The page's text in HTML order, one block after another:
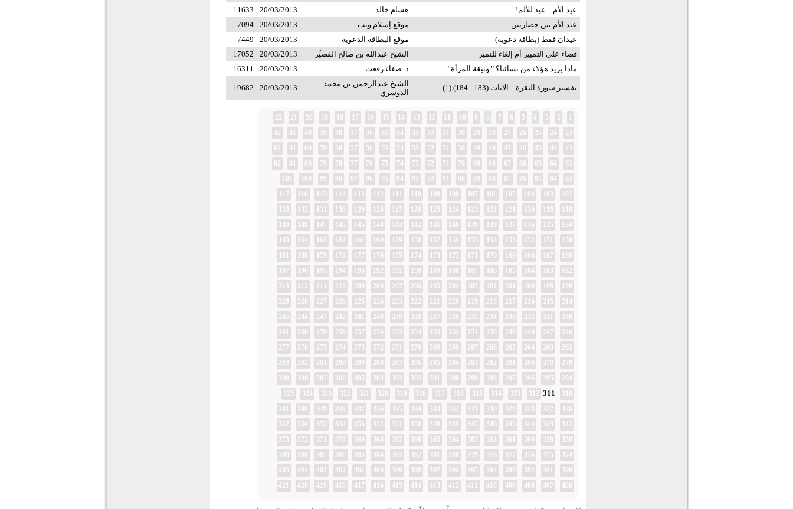
عيد الأم .. عيد للألم!
هشام خالد 20/03/2013
11633
عيد الأم بين حضارتين
موقع إسلام ويب 20/03/2013
7094
عيدان فقط (بطاقة دعوية)
موقع البطاقة الدعوية 20/03/2013
7449
قضاء على التمييز أم إلغاء للتميز
الشيخ عبدالله بن صالح القصيِّر 20/03/2013
17052
ماذا يريد هؤلاء من نسائنا؟ " وثيقة المرأة "
د. صفاء رفعت 20/03/2013
16311
تفسير سورة البقرة .. الآيات (183 : 184) (1)
الشيخ عبدالرحمن بن محمد
الدوسري
20/03/2013
19682
2
3
4
5
6
7
8
9
12
13
14
15
16
17
18
19
20
21
22
23
24
25
26
27
28
29
30
31
32
33
34
35
36
37
38
39
40
41
42
43
44
45
46
47
48
49
50
51
52
53
54
55
56
57
58
59
60
61
62
63
64
65
66
67
68
69
70
71
72
73
74
75
76
77
78
79
80
81
82
83
84
85
86
87
88
89
90
91
92
93
94
95
96
97
98
99
102
103
104
105
106
107
108
109
112
113
114
115
116
117
118
119
120
121
122
123
124
125
126
127
128
129
130
131
132
133
134
135
136
137
138
139
140
141
142
143
144
145
146
147
148
149
150
151
152
153
154
155
156
157
158
159
160
161
162
163
164
165
166
167
168
169
170
171
172
173
174
175
176
177
178
179
180
181
182
183
184
185
186
187
188
189
190
191
192
193
194
195
196
197
198
199
200
201
202
203
204
205
206
207
208
209
210
211
212
213
214
215
216
217
218
219
220
221
222
223
224
225
226
227
228
229
230
231
232
233
234
235
236
237
238
239
240
241
242
243
244
245
246
247
248
249
250
251
252
253
254
255
256
257
258
259
260
261
262
263
264
265
266
267
268
269
270
271
272
273
274
275
276
277
278
279
280
281
282
283
284
285
286
287
288
289
290
291
292
293
294
295
296
297
298
299
300
301
302
303
304
305
306
307
308
309
310
312
313
314
315
316
317
318
319
320
321
322
323
324
325
326
327
328
329
330
331
332
333
334
335
336
337
338
339
340
341
342
343
344
345
346
347
348
349
350
351
352
353
354
355
356
357
358
359
360
361
362
363
364
365
366
367
368
369
370
371
372
373
374
375
376
377
378
379
380
381
382
383
384
385
386
387
388
389
390
391
392
393
394
395
396
397
398
399
400
401
402
403
404
405
406
407
408
409
410
411
412
413
414
415
416
417
418
419
420
421